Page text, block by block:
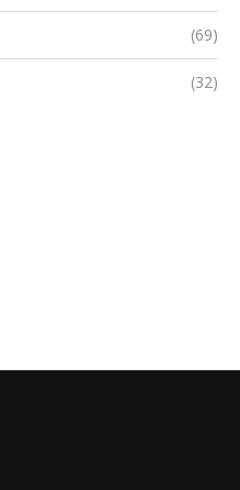
(69)
(32)